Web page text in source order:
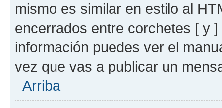
mismo es similar en estilo al
encerrados entre corchetes [ y
información puedes ver el
vez que vas a publicar un
Arriba